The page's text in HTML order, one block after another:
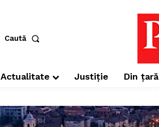
Caută
Actualitate Justiție Din țară